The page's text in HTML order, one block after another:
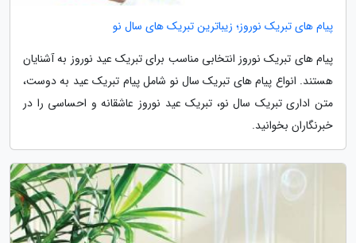
پیام های تبریک نوروز؛ زیباترین تبریک های سال نو
پیام های تبریک نوروز انتخابی مناسب برای تبریک عید نوروز به آشنایان
هستند. انواع پیام های تبریک سال نو شامل پیام تبریک عید به دوست،
متن اداری تبریک سال نو، تبریک عید نوروز عاشقانه و احساسی را در
خبرنگاران بخوانید.